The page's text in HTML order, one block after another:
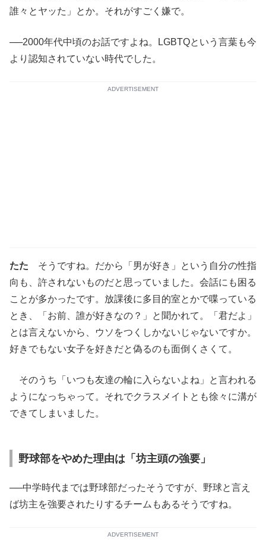
誰々とヤッた」とか。それがすごく嫌で。
──2000年代中頃のお話ですよね。LGBTQという言葉も今
より認知されていない時代でした。
ADVERTISEMENT
たた そうですね。だから「男が好き」という自分の性指
向も、許されないものだと思っていました。会話にも困る
ことが多かったです。放課後に多目的室とかで喋っている
とき、「お前、誰が好きなの？」と聞かれて。「君だよ」
とは言えないから、ウソをつくしかないじゃないですか。
好きでもない女子を好きだと偽るのも面倒くさくて。
そのうち「いつも友達の輪に入らないよね」と言われる
ようになっちゃって。それでクラスメイトとも徐々に溝が
できてしまいました。
野球部をやめた理由は「坊主頭の強要」
──中学時代までは野球部だったそうですが、野球と言え
ば坊主を強要されたりするチームもあるそうですね。
ADVERTISEMENT